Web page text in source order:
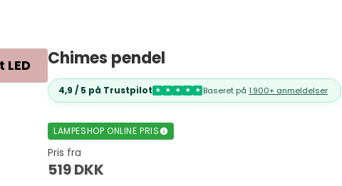
Chimes pendel
4,9 / 5 på Trustpilot ★ ★ ★ ★ ★ Baseret på 1.900+ anmeldelser
LAMPESHOP ONLINE PRIS
Pris fra
519 DKK